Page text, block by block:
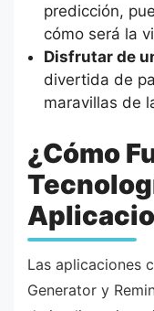
predicción,
cómo será la
Disfrutar de
divertida de
maravillas de
¿Cómo
Las aplicaciones
Generator y